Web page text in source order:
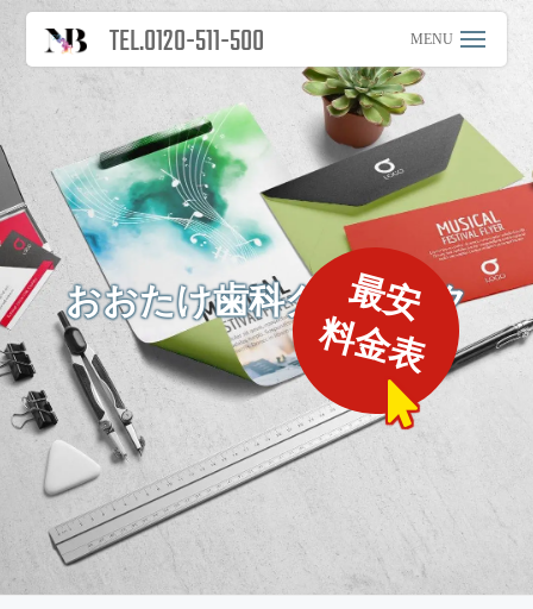
TEL.0120-511-500
おおたけ歯科クリニック
最安
料金表